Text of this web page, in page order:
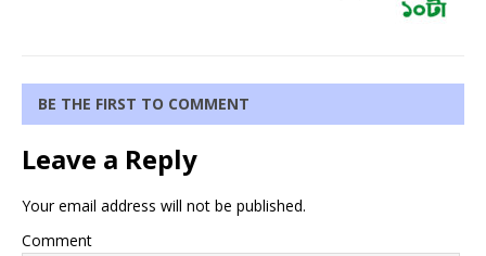
BE THE FIRST TO COMMENT
Leave a Reply
Your email address will not be published.
Comment